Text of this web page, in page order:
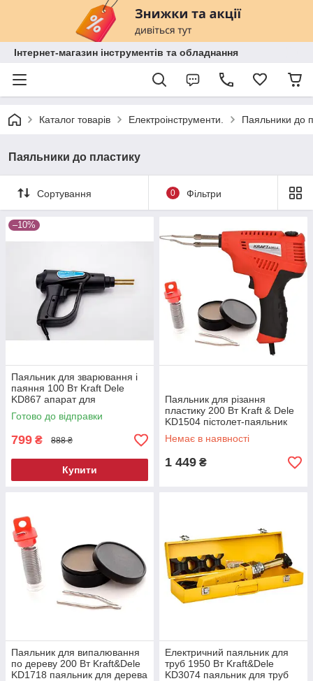
Інтернет-магазин інструментів та обладнання
Каталог товарів Електроінструменти. Паяльники до
Паяльники до пластику
Сортування 0 Фільтри
–10%
Паяльник для зварювання і
паяння 100 Вт Kraft Dele
KD867 апарат для
зварювання пластику
Готово до відправки
799 ₴ 888 ₴
Купити
Паяльник для різання
пластику 200 Вт Kraft & Dele
KD1504 пістолет-паяльник
Немає в наявності
1 449 ₴
Паяльник для випалювання
по дереву 200 Вт Kraft&Dele
KD1718 паяльник для дерева
Електричний паяльник для
труб 1950 Вт Kraft&Dele
KD3074 паяльник для труб